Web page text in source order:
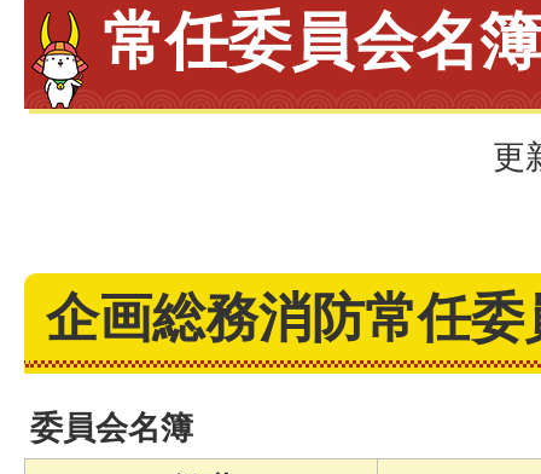
常任委員会名簿
更
企画総務消防常任委
委員会名簿